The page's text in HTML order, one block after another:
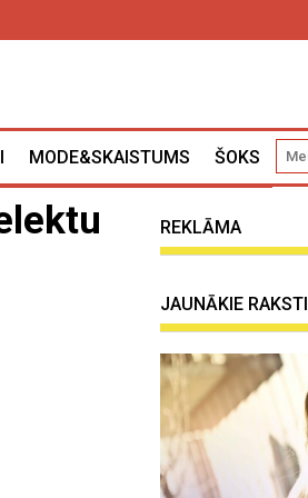
MODE&SKAISTUMS ŠOKS
REKLĀMA
JAUNĀKIE RAKSTI